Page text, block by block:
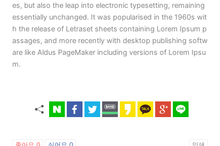
es, but also the leap into electronic typesetting, remaining
essentially unchanged. It was popularised in the 1960s wit
h the release of Letraset sheets containing Lorem Ipsum p
assages, and more recently with desktop publishing softw
are like Aldus PageMaker including versions of Lorem Ipsu
m.